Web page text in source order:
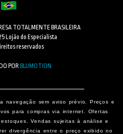
TOTALMENTE BRASILEIRA
Lojão do Especialista
reservados
PORBLUMOTION
navegação sem aviso prévio. Preços e
para compras via internet. Ofertas
Vendas sujeitas à análise e
divergência entre o preço exibido no